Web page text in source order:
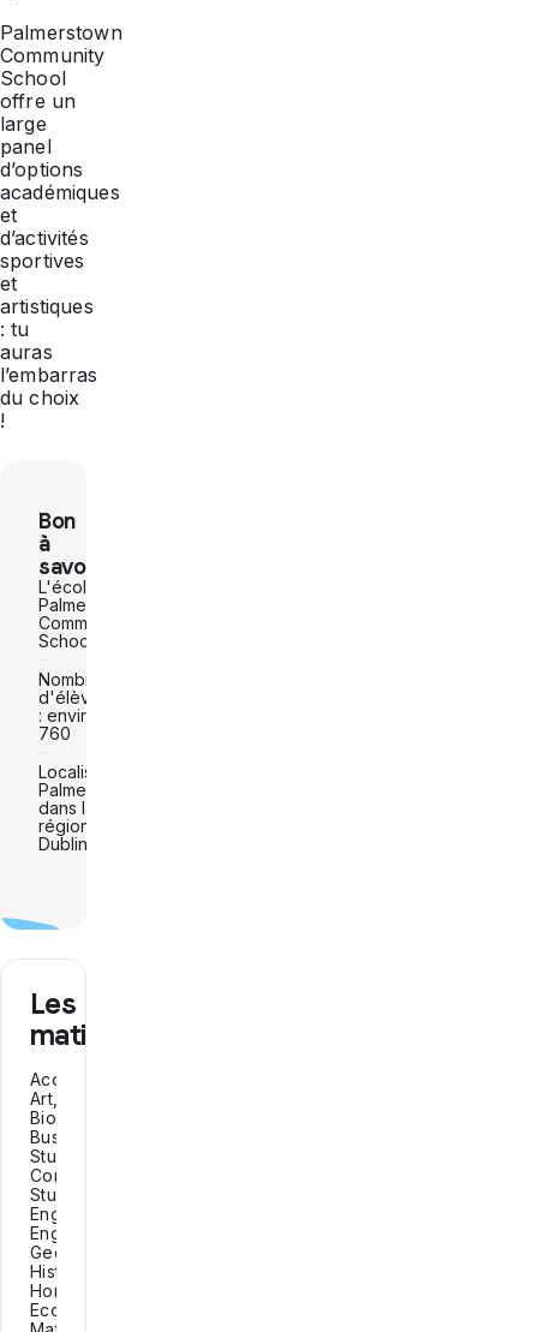
Palmerstown
Community
School
offre un
large
panel
d’options
académiques
et
d’activités
sportives
et
artistiques
: tu
auras
l’embarras
du choix
!
Bon
à
savoir
L'école :
Palmerstown
Community
School
Nombre
d'élèves
: environ
760
Localisation :
Palmerstown,
dans la
région de
Dublin
Les
matières
Accounting,
Art,
Biology,
Business
Studies,
Construction
Studies,
Engineering,
English,
Geography,
History,
Home
Economics,